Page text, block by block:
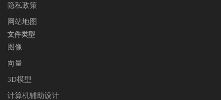
隐私政策
网站地图
文件类型
图像
向量
3D模型
计算机辅助设计